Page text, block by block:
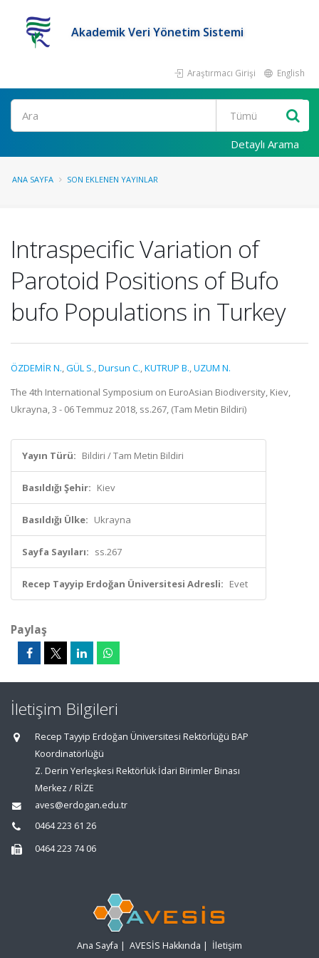
Akademik Veri Yönetim Sistemi
Araştırmacı Girişi English
Ara
Detaylı Arama
ANA SAYFA SON EKLENEN YAYINLAR
Intraspecific Variation of
Parotoid Positions of Bufo
bufo Populations in Turkey
ÖZDEMİR N.,GÜL S.,Dursun C.,KUTRUP B.,UZUM N.
The 4th International Symposium on EuroAsian Biodiversity, Kiev,
Ukrayna, 3 - 06 Temmuz 2018, ss.267, (Tam Metin Bildiri)
Yayın Türü: Bildiri / Tam Metin Bildiri
Basıldığı Şehir: Kiev
Basıldığı Ülke: Ukrayna
Sayfa Sayıları: ss.267
Recep Tayyip Erdoğan Üniversitesi Adresli: Evet
Paylaş
İletişim Bilgileri
Recep Tayyip Erdoğan Üniversitesi Rektörlüğü BAP
Koordinatörlüğü
Z. Derin Yerleşkesi Rektörlük İdari Birimler Binası
Merkez / RİZE
aves@erdogan.edu.tr
0464 223 61 26
0464 223 74 06
Ana Sayfa | AVESİS Hakkında | İletişim